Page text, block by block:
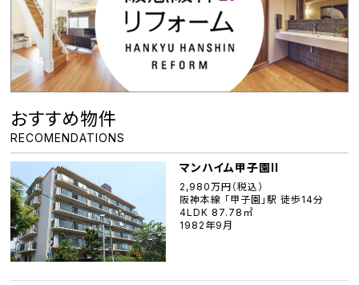
おすすめ物件
RECOMENDATIONS
マンハイム甲子園II
2,980万円（税込）
阪神本線 「甲子園」駅 徒歩14分
4LDK 87.78㎡
1982年9月